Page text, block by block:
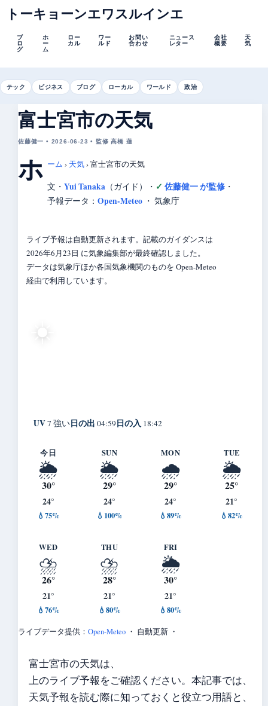
トーキョーンエワスルインエ
ブ
ロ
グ
ホ
ー
ム
ロー
カル
ワー
ルド
お問い
合わせ
ニュース
レター
会社
概要
天
気
テック ビジネス ブログ ローカル ワールド 政治
富士宮市の天気
佐藤健一 • 2026-06-23 • 監修 高橋 蓮
ホ ーム › 天気›富士宮市の天気
文・ Yui Tanaka （ガイド） ・ 佐藤健一 が監修 ・
予報データ： Open-Meteo ・ 気象庁
ライブ予報は自動更新されます。記載のガイダンスは
2026年6月23日 に気象編集部が最終確認しました。
データは気象庁ほか各国気象機関のものを Open-Meteo
経由で利用しています。
☀️
UV7 強い日の出 04:59日の入 18:42
今日
🌦️
30°
24°
💧75%
SUN
🌦️
29°
24°
💧100%
MON
🌧️
29°
24°
💧89%
TUE
🌦️
25°
21°
💧82%
WED
⛈️
26°
21°
💧76%
THU
⛈️
28°
21°
💧80%
FRI
🌦️
30°
21°
💧80%
ライブデータ提供： Open-Meteo ・ 自動更新 ・
富士宮市の天気は、
上のライブ予報をご確認ください。本記事では、
天気予報を読む際に知っておくと役立つ用語と、